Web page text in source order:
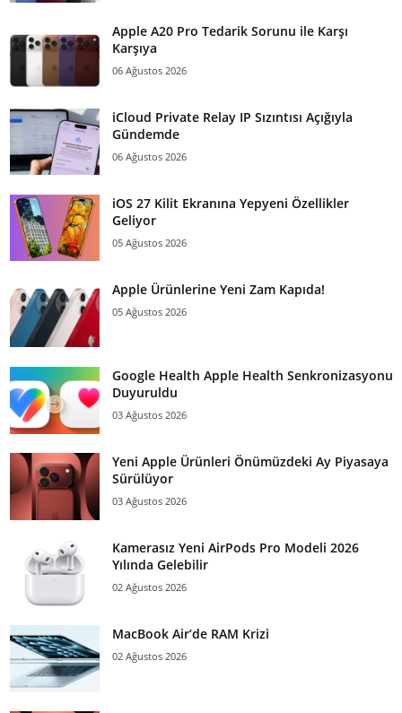
Apple A20 Pro Tedarik Sorunu ile Karşı
Karşıya
06 Ağustos 2026
iCloud Private Relay IP Sızıntısı Açığıyla
Gündemde
06 Ağustos 2026
iOS 27 Kilit Ekranına Yepyeni Özellikler
Geliyor
05 Ağustos 2026
Apple Ürünlerine Yeni Zam Kapıda!
05 Ağustos 2026
Google Health Apple Health Senkronizasyonu
Duyuruldu
03 Ağustos 2026
Yeni Apple Ürünleri Önümüzdeki Ay Piyasaya
Sürülüyor
03 Ağustos 2026
Kamerasız Yeni AirPods Pro Modeli 2026
Yılında Gelebilir
02 Ağustos 2026
MacBook Air’de RAM Krizi
02 Ağustos 2026